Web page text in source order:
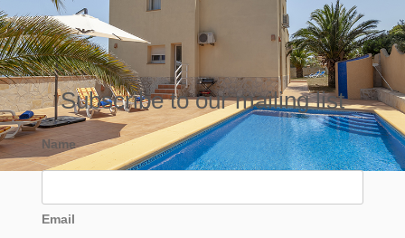
Subscribe to our mailing list
Name
Email